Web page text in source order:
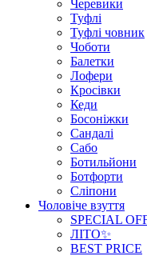
Черевики
Туфлі
Туфлі човник
Чоботи
Балетки
Лофери
Кросівки
Кеди
Босоніжки
Сандалі
Сабо
Ботильйони
Ботфорти
Сліпони
Чоловіче взуття
SPECIAL
ЛІТО✨
BEST PRICE